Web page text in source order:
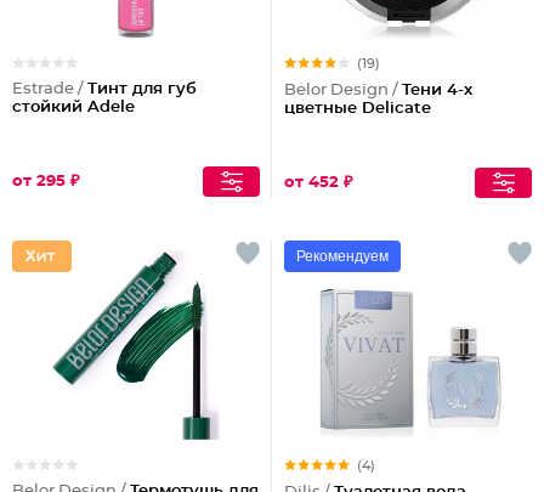
Estrade / Тинт для губ
стойкий Adele
от 295 ₽
(19)
Belor Design / Тени 4-х
цветные Delicate
от 452 ₽
Рекомендуем
(4)